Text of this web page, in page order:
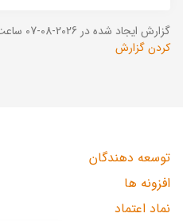
گزارش ایجاد شده در 2026-08-07 ساعت 11:12:44 (UTC +03:30).
کردن گزارش
توسعه دهندگان
افزونه ها
نماد اعتماد